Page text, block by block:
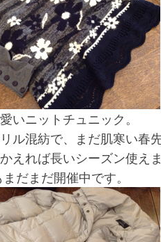
いニットチュニック。
ル混紡で、まだ肌寒い春
えれば長いシーズン使え
だまだ開催中です。